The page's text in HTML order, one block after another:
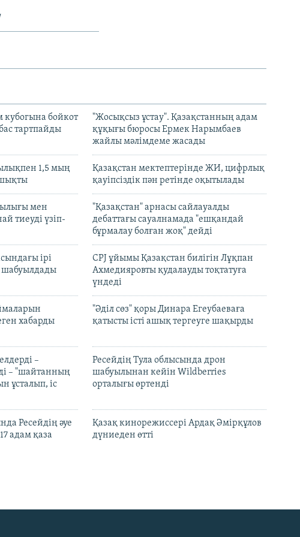
кубогына бойкот
тартпайды
"Жосықсыз ұстау". Қазақстанның адам
құқығы бюросы Ермек Нарымбаев
жайлы мәлімдеме жасады
1,5 мың
Қазақстан мектептерінде ЖИ, цифрлық
қауіпсіздік пән ретінде оқытылады
мен
тиеуді үзіп-
"Қазақстан" арнасы сайлауалды
дебаттағы сауалнамада "ешқандай
бұрмалау болған жоқ" дейді
ірі
шабуылдады
CPJ ұйымы Қазақстан билігін Лұқпан
Ахмедияровты қудалауды тоқтатуға
үндеді
хабарды
"Әділ сөз" қоры Динара Егеубаеваға
қатысты істі ашық тергеуге шақырды
–
– "шайтанның
ұсталып, іс
Ресейдің Тула облысында дрон
шабуылынан кейін Wildberries
орталығы өртенді
Ресейдің әуе
адам қаза
Қазақ кинорежиссері Ардақ Әмірқұлов
дүниеден өтті